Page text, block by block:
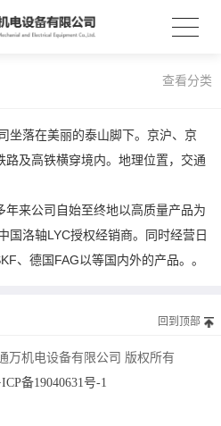
查看分类
坐落在美丽的泰山脚下。京沪、京
路及高铁横穿境内。地理位置，交通
来公司自始至终地以高质量产品为
国洛轴LYC授权经销商。同时经营日
、德国FAG以等国内外的产品。。
回到顶部
万机电设备有限公司 版权所有
备19040631号-1